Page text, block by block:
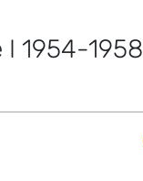
1954-1958